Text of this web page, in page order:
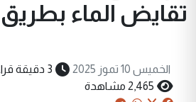
تقايض الماء بطريق
الخميس 10 تموز 2025 3 دقيقة قراءة
2,465 مشاهدة